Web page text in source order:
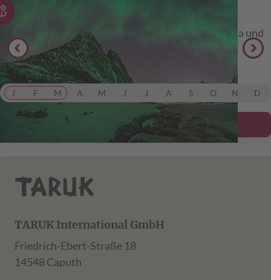
Norwegen
Winter-Reise im Norden Norwegens: Lofoten, Senja und
Tromsø inkl. Hundeschlittenfahrt & Rentier-Farm.
ab 5.599,00 €inkl. Flug
J
F M A M J J A S O N D
Details ansehen
TARUK International GmbH
Friedrich-Ebert-Straße 18
14548 Caputh